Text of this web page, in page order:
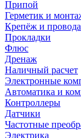
Припой
Герметик и
Крепёж и провода
Прокладки
Флюс
Дренаж
Наличный расчет
Электронные
Автоматика и
Контроллеры
Датчики
Частотные
Электрика